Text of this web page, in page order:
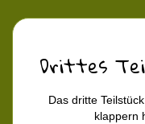
Drittes
Das dritte
klappern